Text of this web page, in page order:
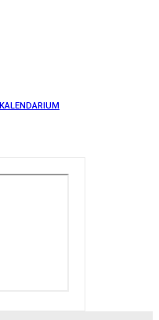
KALENDARIUM